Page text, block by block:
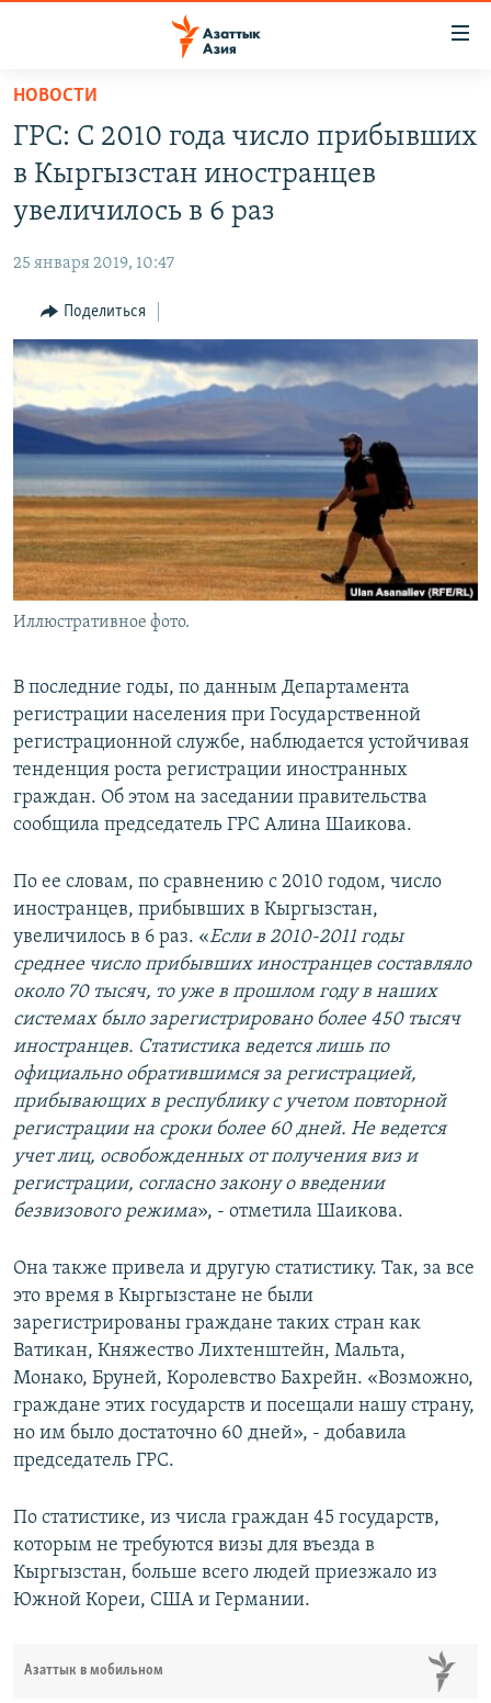
Вернуться
основному
содержанию
Вернутся
главной
навигации
Вернутся
поиску
ТАДЖИКИСТАН
ВОЙНА В УКРАИНЕ
ҚАЗАҚША
КЫРГЫЗЧА
ЎЗБЕКЧА
ТОҶИКӢ
TÜRKMENÇE
Все сайты РСЕ/РС
НОВОСТИ
ГРС: С 2010 года число прибывших
в Кыргызстан иностранцев
увеличилось в 6 раз
25 января 2019, 10:47
Поделиться
Иллюстративное фото.
В последние годы, по данным Департамента
регистрации населения при Государственной
регистрационной службе, наблюдается устойчивая
тенденция роста регистрации иностранных
граждан. Об этом на заседании правительства
сообщила председатель ГРС Алина Шаикова.
По ее словам, по сравнению с 2010 годом, число
иностранцев, прибывших в Кыргызстан,
увеличилось в 6 раз. «Если в 2010-2011 годы
среднее число прибывших иностранцев составляло
около 70 тысяч, то уже в прошлом году в наших
системах было зарегистрировано более 450 тысяч
иностранцев. Статистика ведется лишь по
официально обратившимся за регистрацией,
прибывающих в республику с учетом повторной
регистрации на сроки более 60 дней. Не ведется
учет лиц, освобожденных от получения виз и
регистрации, согласно закону о введении
безвизового режима», - отметила Шаикова.
Она также привела и другую статистику. Так, за все
это время в Кыргызстане не были
зарегистрированы граждане таких стран как
Ватикан, Княжество Лихтенштейн, Мальта,
Монако, Бруней, Королевство Бахрейн. «Возможно,
граждане этих государств и посещали нашу страну,
но им было достаточно 60 дней», - добавила
председатель ГРС.
По статистике, из числа граждан 45 государств,
которым не требуются визы для въезда в
Кыргызстан, больше всего людей приезжало из
Южной Кореи, США и Германии.
Азаттык в мобильном